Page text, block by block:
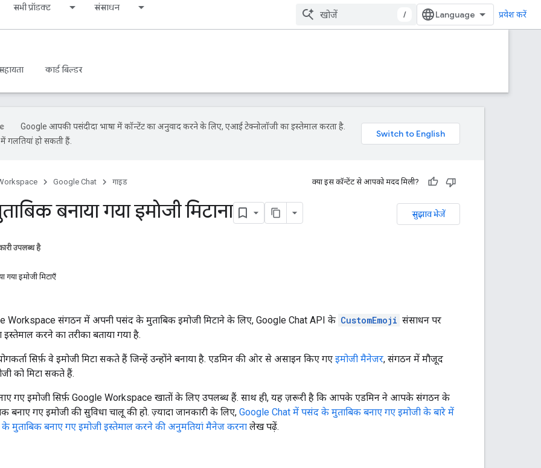
सभी प्रॉडक्ट संसाधन
/ प्रवेश करें
कार्ड बिल्डर
Google आपकी पसंदीदा भाषा में कॉन्टेंट का अनुवाद करने के लिए, एआई टेक्नोलॉजी का इस्तेमाल करता है.
गलतियां हो सकती हैं.
Google Chat गाइड क्या इस कॉन्टेंट से आपको मदद मिली?
सुझाव भेजें
बनाया गया इमोजी मिटाना
उपलब्ध है
गया इमोजी मिटाएँ
Workspace संगठन में अपनी पसंद के मुताबिक इमोजी मिटाने के लिए, Google Chat API के CustomEmoji संसाधन पर
इस्तेमाल करने का तरीका बताया गया है.
सिर्फ़ वे इमोजी मिटा सकते हैं जिन्हें उन्होंने बनाया है. एडमिन की ओर से असाइन किए गए इमोजी मैनेजर, संगठन में मौजूद
को मिटा सकते हैं.
गए इमोजी सिर्फ़ Google Workspace खातों के लिए उपलब्ध हैं. साथ ही, यह ज़रूरी है कि आपके एडमिन ने आपके संगठन के
बनाए गए इमोजी की सुविधा चालू की हो. ज़्यादा जानकारी के लिए, Google Chat में पसंद के मुताबिक बनाए गए इमोजी के बारे में
मुताबिक बनाए गए इमोजी इस्तेमाल करने की अनुमतियां मैनेज करना लेख पढ़ें.